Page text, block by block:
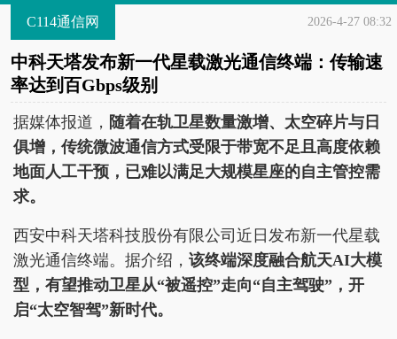
C114通信网 2026-4-27 08:32
中科天塔发布新一代星载激光通信终端：传输速
率达到百Gbps级别
据媒体报道， 随着在轨卫星数量激增、太空碎片与日
俱增，传统微波通信方式受限于带宽不足且高度依赖
地面人工干预，已难以满足大规模星座的自主管控需
求。
西安中科天塔科技股份有限公司近日发布新一代星载
激光通信终端。据介绍， 该终端深度融合航天AI大模
型，有望推动卫星从“被遥控”走向“自主驾驶”，开
启“太空智驾”新时代。